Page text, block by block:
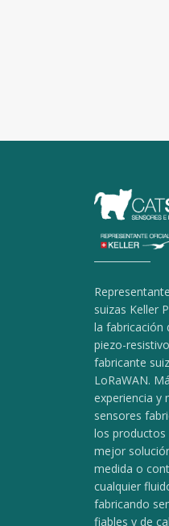
suizas Keller
la fabricación
piezo-
fabricante
LoRaWAN.
experiencia y
sensores
los productos
mejor
medida o
cualquier
fabricando
fiables y de